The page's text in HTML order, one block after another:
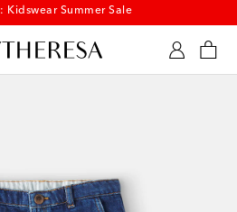
Kidswear Summer Sale